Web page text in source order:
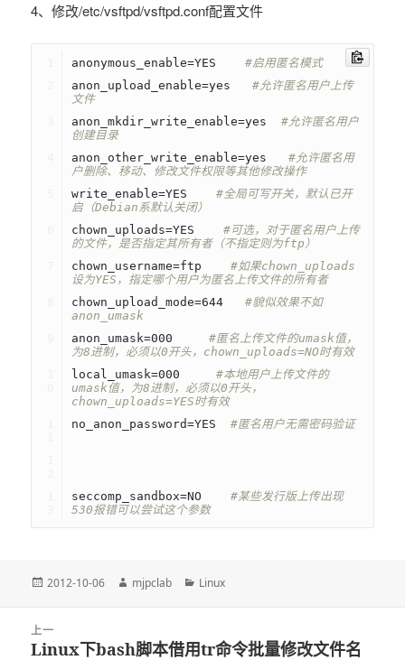
4、修改/etc/vsftpd/vsftpd.conf配置文件
anonymous_enable=YES #启用匿名模式
anon_upload_enable=yes #允许匿名用户上传
文件
anon_mkdir_write_enable=yes #允许匿名用户
创建目录
anon_other_write_enable=yes #允许匿名用
户删除、移动、修改文件权限等其他修改操作
write_enable=YES #全局可写开关，默认已开
启（Debian系默认关闭）
chown_uploads=YES #可选，对于匿名用户上传
的文件，是否指定其所有者（不指定则为ftp）
chown_username=ftp #如果chown_uploads
设为YES，指定哪个用户为匿名上传文件的所有者
chown_upload_mode=644 #貌似效果不如
anon_umask
anon_umask=000 #匿名上传文件的umask值，
为8进制，必须以0开头，chown_uploads=NO时有效
local_umask=000 #本地用户上传文件的
umask值，为8进制，必须以0开头，
chown_uploads=YES时有效
no_anon_password=YES #匿名用户无需密码验证
seccomp_sandbox=NO #某些发行版上传出现
530报错可以尝试这个参数
发
2012-10-06
作
mjpclab
分
Linux
上一
上
Linux下bash脚本借用tr命令批量修改文件名